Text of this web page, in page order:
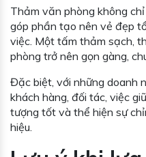
Thảm văn phòng không
góp phần tạo nên vẻ đẹp
việc. Một tấm thảm sạch,
phòng trở nên gọn gàng,
Đặc biệt, với những doanh
khách hàng, đối tác, việc
tượng tốt và thể hiện sự
hiệu.